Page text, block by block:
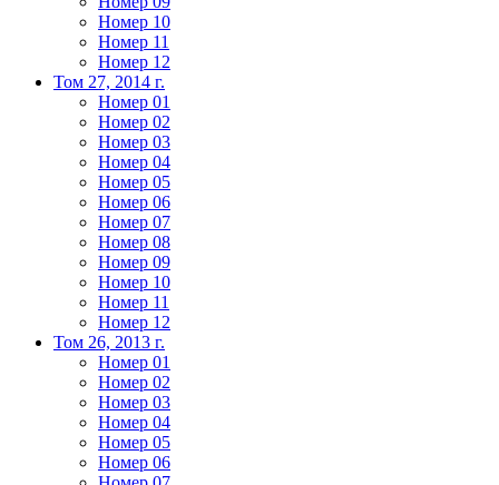
Номер 10
Номер 11
Номер 12
Том 27, 2014 г.
Номер 01
Номер 02
Номер 03
Номер 04
Номер 05
Номер 06
Номер 07
Номер 08
Номер 09
Номер 10
Номер 11
Номер 12
Том 26, 2013 г.
Номер 01
Номер 02
Номер 03
Номер 04
Номер 05
Номер 06